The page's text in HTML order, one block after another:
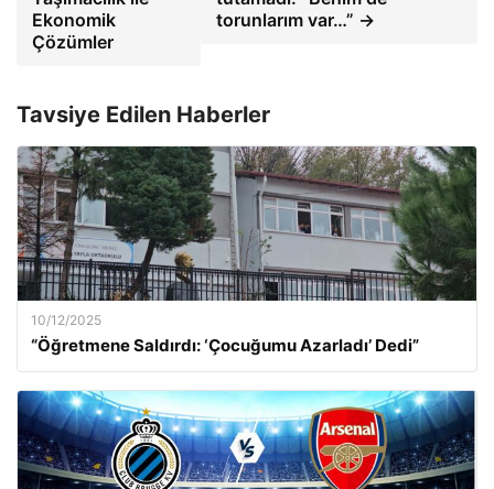
Ekonomik
Çözümler
torunlarım var…” →
Tavsiye Edilen Haberler
10/12/2025
“Öğretmene Saldırdı: ‘Çocuğumu Azarladı’ Dedi”